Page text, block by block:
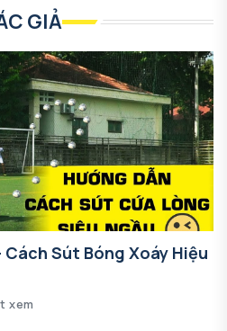
GIẢ
Sút Bóng Xoáy Hiệu
xem